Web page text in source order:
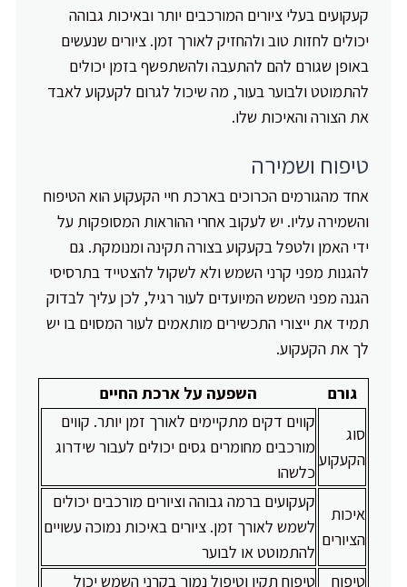
קעקועים בעלי ציורים המורכבים יותר ובאיכות גבוהה
יכולים לחזות טוב ולהחזיק לאורך זמן. ציורים שנעשים
באופן שגורם להם להתעבה ולהשתפשף בזמן יכולים
להתמוטט ולבוער בעור, מה שיכול לגרום לקעקוע לאבד
את הצורה והאיכות שלו.
טיפוח ושמירה
אחד מהגורמים הכרוכים בארכת חיי הקעקוע הוא הטיפוח
והשמירה עליו. יש לעקוב אחרי ההוראות המסופקות על
ידי האמן ולטפל בקעקוע בצורה תקינה ומנומקת. גם
להגנות מפני קרני השמש ולא לשקול להצטייד בתרסיסי
הגנה מפני השמש המיועדים לעור רגיל, לכן עליך לבדוק
תמיד את ייצורי התכשירים מותאמים לעור המסוים בו יש
לך את הקעקוע.
גורם
השפעה על ארכת החיים
סוג
הקעקוע
קווים דקים מתקיימים לאורך זמן יותר. קווים
מורכבים מחומרים גסים יכולים לעבור שידרוג
כלשהו
איכות
הציורים
קעקועים ברמה גבוהה וציורים מורכבים יכולים
לשמש לאורך זמן. ציורים באיכות נמוכה עשויים
להתמוטט או לבוער
טיפוח
טיפוח תקין וטיפול נמוך בקרני השמש יכול